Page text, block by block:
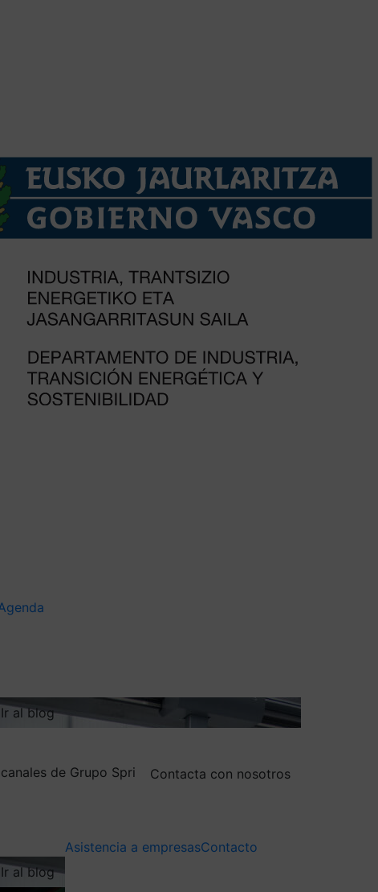
Ir al blog
de Grupo Spri
Contacta con nosotros
Ir al blog
Asistencia a empresasContacto